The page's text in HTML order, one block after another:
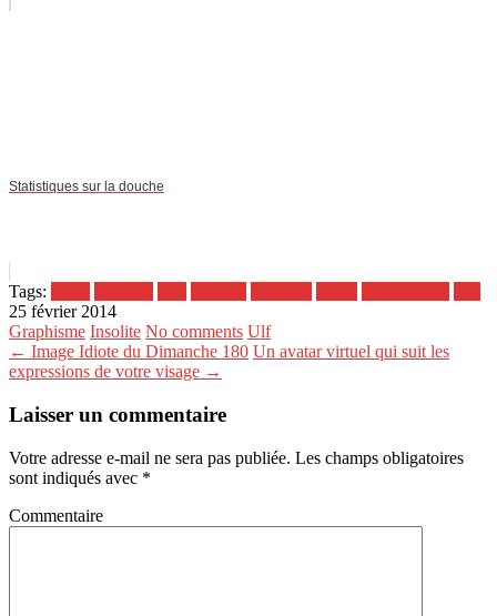
Statistiques sur la douche
Tags:
25 février 2014
Graphisme Insolite No comments Ulf
← Image Idiote du Dimanche 180 Un avatar virtuel qui suit les
expressions de votre visage →
Laisser un commentaire
Votre adresse e-mail ne sera pas publiée. Les champs obligatoires
sont indiqués avec *
Commentaire